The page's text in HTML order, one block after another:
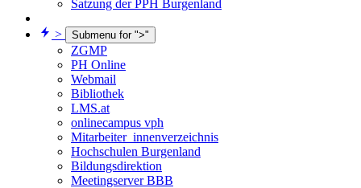
Satzung der PPH Burgenland
> Submenu for ">"
ZGMP
PH Online
Webmail
Bibliothek
LMS.at
onlinecampus vph
Mitarbeiter_innenverzeichnis
Hochschulen Burgenland
Bildungsdirektion
Meetingserver BBB